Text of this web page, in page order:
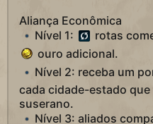
Aliança Econômica
Nível 1:
rotas
ouro adicional.
Nível 2: receba um
cada cidade-estado
suserano.
Nível 3: aliados